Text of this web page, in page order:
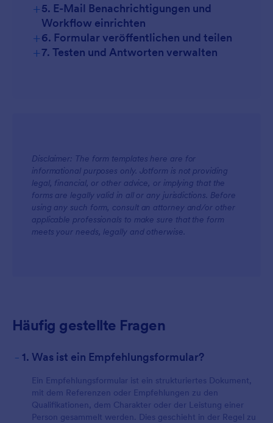
+5. E-Mail Benachrichtigungen und
Workflow einrichten
+6. Formular veröffentlichen und teilen
+7. Testen und Antworten verwalten
Disclaimer: The form templates here are for
informational purposes only. Jotform is not providing
legal, financial, or other advice, or implying that the
forms are legally valid in all or any jurisdictions. Before
using any such form, consult an attorney and/or other
applicable professionals to make sure that the form
meets your needs, legally and otherwise.
Häufig gestellte Fragen
- 1. Was ist ein Empfehlungsformular?
Ein Empfehlungsformular ist ein strukturiertes Dokument,
mit dem Referenzen oder Empfehlungen zu den
Qualifikationen, dem Charakter oder der Leistung einer
Person gesammelt werden. Dies geschieht in der Regel zu